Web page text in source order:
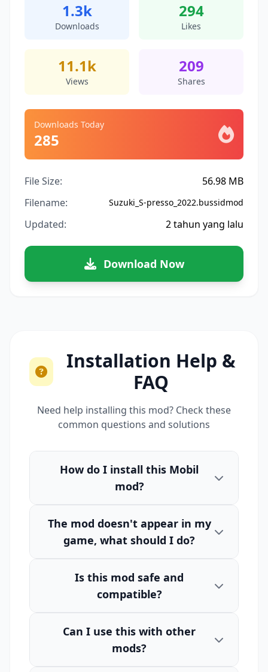
1.3k
Downloads
294
Likes
11.1k
Views
209
Shares
Downloads Today
285
File Size:
56.98 MB
Filename:
Suzuki_S-presso_2022.bussidmod
Updated: 2 tahun yang lalu
Download Now
Installation Help &
FAQ
Need help installing this mod? Check these
common questions and solutions
How do I install this Mobil
mod?
The mod doesn't appear in my
game, what should I do?
Is this mod safe and
compatible?
Can I use this with other
mods?